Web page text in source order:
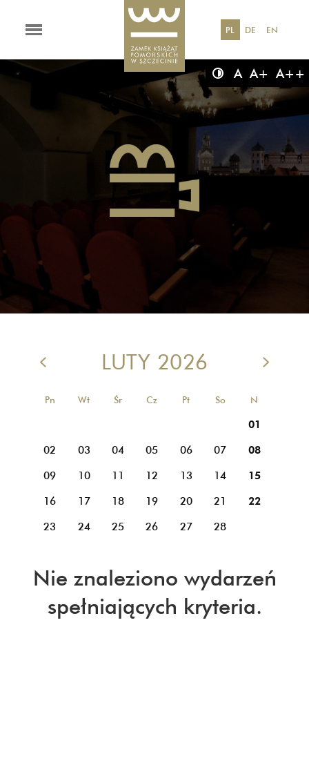
A A+ A++
PL DE EN
LUTY 2026
Pn Wt Śr Cz Pt So N
01
02
03 04 05 06 07
08
09
10 11 12 13 14
15
16
17 18 19 20 21
22
23
24 25 26 27 28
Nie znaleziono wydarzeń
spełniających kryteria.